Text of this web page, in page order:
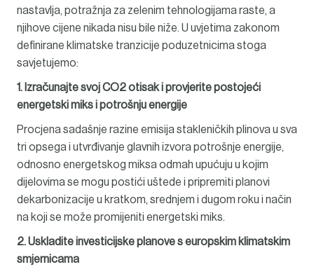
nastavlja, potražnja za zelenim tehnologijama raste, a
njihove cijene nikada nisu bile niže. U uvjetima zakonom
definirane klimatske tranzicije poduzetnicima stoga
savjetujemo:
1. Izračunajte svoj CO2 otisak i provjerite postojeći
energetski miks i potrošnju energije
Procjena sadašnje razine emisija stakleničkih plinova u sva
tri opsega i utvrđivanje glavnih izvora potrošnje energije,
odnosno energetskog miksa odmah upućuju u kojim
dijelovima se mogu postići uštede i pripremiti planovi
dekarbonizacije u kratkom, srednjem i dugom roku i način
na koji se može promijeniti energetski miks.
2. Uskladite investicijske planove s europskim klimatskim
smjernicama